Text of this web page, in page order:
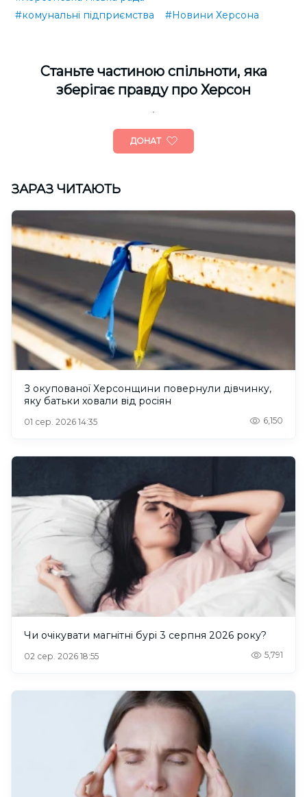
#комунальні підприємства
#Новини Херсона
Cтаньте частиною спільноти, яка
зберігає правду про Херсон
ДОНАТ
ЗАРАЗ ЧИТАЮТЬ
З окупованої Херсонщини повернули дівчинку,
яку батьки ховали від росіян
01 сер. 2026 14:35 6,150
Чи очікувати магнітні бурі 3 серпня 2026 року?
02 сер. 2026 18:55 5,791